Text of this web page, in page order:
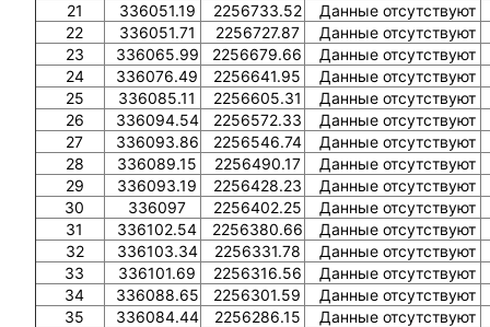
21
336051.19 2256733.52
Данные отсутствуют
22
336051.71 2256727.87
Данные отсутствуют
23
336065.99 2256679.66
Данные отсутствуют
24
336076.49 2256641.95
Данные отсутствуют
25
336085.11 2256605.31
Данные отсутствуют
26
336094.54 2256572.33
Данные отсутствуют
27
336093.86 2256546.74
Данные отсутствуют
28
336089.15 2256490.17
Данные отсутствуют
29
336093.19 2256428.23
Данные отсутствуют
30
336097 2256402.25
Данные отсутствуют
31
336102.54 2256380.66
Данные отсутствуют
32
336103.34 2256331.78
Данные отсутствуют
33
336101.69 2256316.56
Данные отсутствуют
34
336088.65 2256301.59
Данные отсутствуют
35
336084.44 2256286.15
Данные отсутствуют